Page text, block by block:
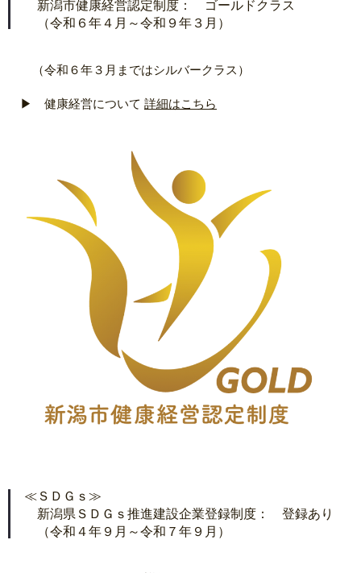
新潟市健康経営認定制度： ゴールドクラス
（令和６年４月～令和９年３月）
（令和６年３月まではシルバークラス）
▶ 健康経営について 詳細はこちら
≪ＳＤＧｓ≫
新潟県ＳＤＧｓ推進建設企業登録制度： 登録あり
（令和４年９月～令和７年９月）